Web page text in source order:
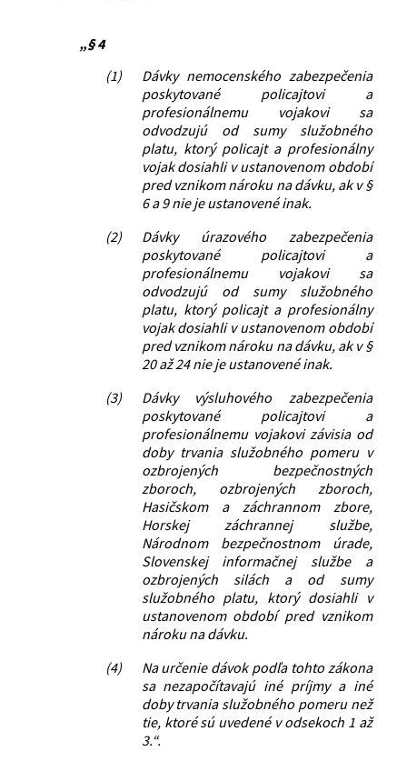
„§ 4
(1)
Dávky nemocenského zabezpečenia
poskytované policajtovi a
profesionálnemu vojakovi sa
odvodzujú od sumy služobného
platu, ktorý policajt a profesionálny
vojak dosiahli v ustanovenom období
pred vznikom nároku na dávku, ak v §
6 a 9 nie je ustanovené inak.
(2)
Dávky úrazového zabezpečenia
poskytované policajtovi a
profesionálnemu vojakovi sa
odvodzujú od sumy služobného
platu, ktorý policajt a profesionálny
vojak dosiahli v ustanovenom období
pred vznikom nároku na dávku, ak v §
20 až 24 nie je ustanovené inak.
(3)
Dávky výsluhového zabezpečenia
poskytované policajtovi a
profesionálnemu vojakovi závisia od
doby trvania služobného pomeru v
ozbrojených bezpečnostných
zboroch, ozbrojených zboroch,
Hasičskom a záchrannom zbore,
Horskej záchrannej službe,
Národnom bezpečnostnom úrade,
Slovenskej informačnej službe a
ozbrojených silách a od sumy
služobného platu, ktorý dosiahli v
ustanovenom období pred vznikom
nároku na dávku.
(4)
Na určenie dávok podľa tohto zákona
sa nezapočítavajú iné príjmy a iné
doby trvania služobného pomeru než
tie, ktoré sú uvedené v odsekoch 1 až
3.“.